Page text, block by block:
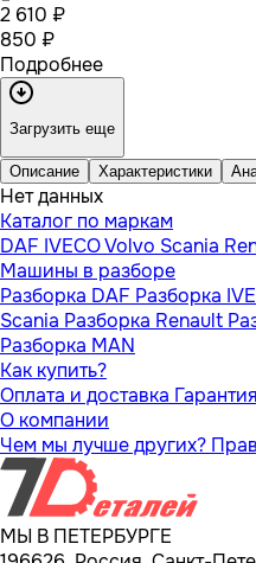
2 610 ₽
850 ₽
Подробнее
Загрузить еще
Описание Характеристики
Нет данных
Каталог по маркам
DAF IVECOVolvo Scania
Машины в разборе
Разборка DAF Разборка
Scania Разборка Renault
Разборка MAN
Как купить?
Оплата и доставка
О компании
Чем мы лучше других?
МЫ В ПЕТЕРБУРГЕ